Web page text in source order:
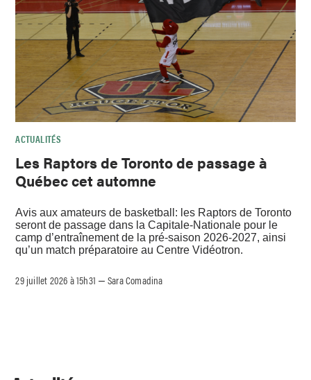
ACTUALITÉS
Les Raptors de Toronto de passage à
Québec cet automne
Avis aux amateurs de basketball: les Raptors de Toronto
seront de passage dans la Capitale-Nationale pour le
camp d’entraînement de la pré-saison 2026-2027, ainsi
qu’un match préparatoire au Centre Vidéotron.
29 juillet 2026 à 15h31 –Sara Comadina